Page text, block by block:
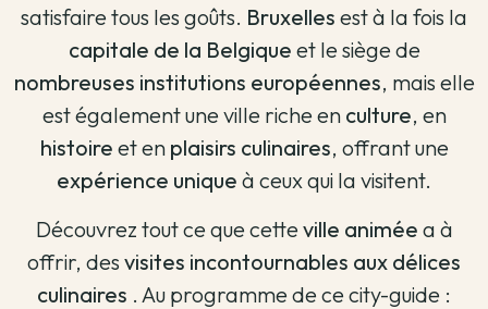
satisfaire tous les goûts. Bruxelles est à la fois la
capitale de la Belgique et le siège de
nombreuses institutions européennes, mais elle
est également une ville riche en culture, en
histoire et en plaisirs culinaires, offrant une
expérience unique à ceux qui la visitent.
Découvrez tout ce que cetteville animée a à
offrir, des visites incontournables aux délices
culinaires . Au programme de ce city-guide :